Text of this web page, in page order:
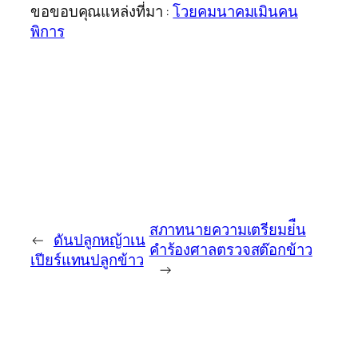
ขอขอบคุณแหล่งที่มา :โวยคมนาคมเมินคน
พิการ
← ดันปลูกหญ้าเน
เปียร์แทนปลูกข้าว
สภาทนายความเตรียมย่ืน
คำร้องศาลตรวจสต๊อกข้าว
→